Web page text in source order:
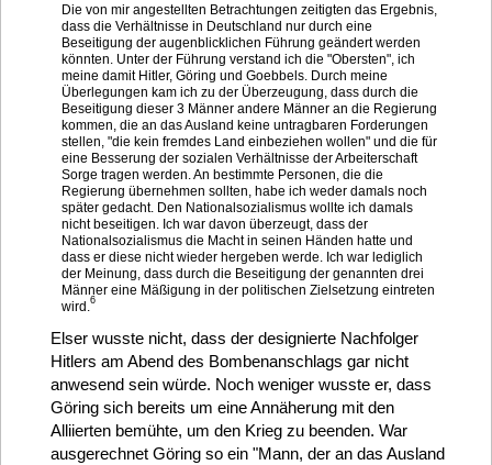
Die von mir angestellten Betrachtungen zeitigten das Ergebnis,
dass die Verhältnisse in Deutschland nur durch eine
Beseitigung der augenblicklichen Führung geändert werden
könnten. Unter der Führung verstand ich die "Obersten", ich
meine damit Hitler, Göring und Goebbels. Durch meine
Überlegungen kam ich zu der Überzeugung, dass durch die
Beseitigung dieser 3 Männer andere Männer an die Regierung
kommen, die an das Ausland keine untragbaren Forderungen
stellen, "die kein fremdes Land einbeziehen wollen" und die für
eine Besserung der sozialen Verhältnisse der Arbeiterschaft
Sorge tragen werden. An bestimmte Personen, die die
Regierung übernehmen sollten, habe ich weder damals noch
später gedacht. Den Nationalsozialismus wollte ich damals
nicht beseitigen. Ich war davon überzeugt, dass der
Nationalsozialismus die Macht in seinen Händen hatte und
dass er diese nicht wieder hergeben werde. Ich war lediglich
der Meinung, dass durch die Beseitigung der genannten drei
Männer eine Mäßigung in der politischen Zielsetzung eintreten
wird.6
Elser wusste nicht, dass der designierte Nachfolger
Hitlers am Abend des Bombenanschlags gar nicht
anwesend sein würde. Noch weniger wusste er, dass
Göring sich bereits um eine Annäherung mit den
Alliierten bemühte, um den Krieg zu beenden. War
ausgerechnet Göring so ein "Mann, der an das Ausland